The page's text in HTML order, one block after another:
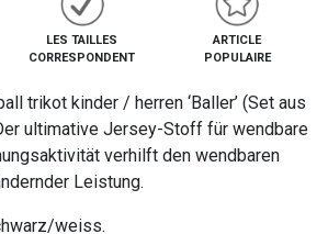
LES TAILLES
CORRESPONDENT
ARTICLE
POPULAIRE
trikot kinder / herren ‘Baller’ (Set aus
ultimative Jersey-Stoff für wendbare
verhilft den wendbaren
Leistung.
weiss.